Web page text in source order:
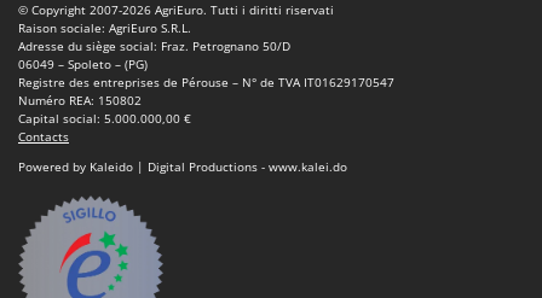
Ooni
Oriental Koshin
Outdoorchef
P
Palazzetti
Palumbo Pavi
Partisani
Paterlini
© Copyright 2007-2026 AgriEuro. Tutti i diritti riservati
Raison sociale: AgriEuro S.R.L.
Adresse du siège social: Fraz. Petrognano 50/D
06049 – Spoleto – (PG)
Registre des entreprises de Pérouse – N° de TVA IT01629170547
Numéro REA: 150802
Capital social: 5.000.000,00 €
Contacts
Powered by Kaleido | Digital Productions - www.kalei.do